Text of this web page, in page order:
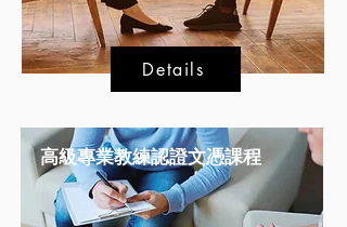
Details
高級專業教練認證文憑課程